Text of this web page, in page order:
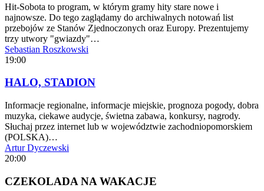
Hit-Sobota to program, w którym gramy hity stare nowe i
najnowsze. Do tego zaglądamy do archiwalnych notowań list
przebojów ze Stanów Zjednoczonych oraz Europy. Prezentujemy
trzy utwory "gwiazdy"…
Sebastian Roszkowski
19:00
HALO, STADION
Informacje regionalne, informacje miejskie, prognoza pogody, dobra
muzyka, ciekawe audycje, świetna zabawa, konkursy, nagrody.
Słuchaj przez internet lub w województwie zachodniopomorskiem
(POLSKA)…
Artur Dyczewski
20:00
CZEKOLADA NA WAKACJE